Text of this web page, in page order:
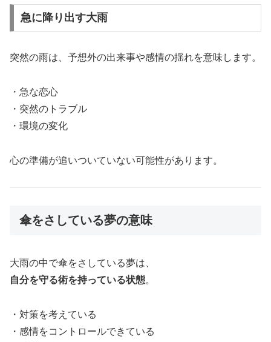
急に降り出す大雨
突然の雨は、予想外の出来事や感情の揺れを意味します。
・急な恋心
・突然のトラブル
・環境の変化
心の準備が追いついていない可能性があります。
傘をさしている夢の意味
大雨の中で傘をさしている夢は、
自分を守る術を持っている状態。
・対策を考えている
・感情をコントロールできている